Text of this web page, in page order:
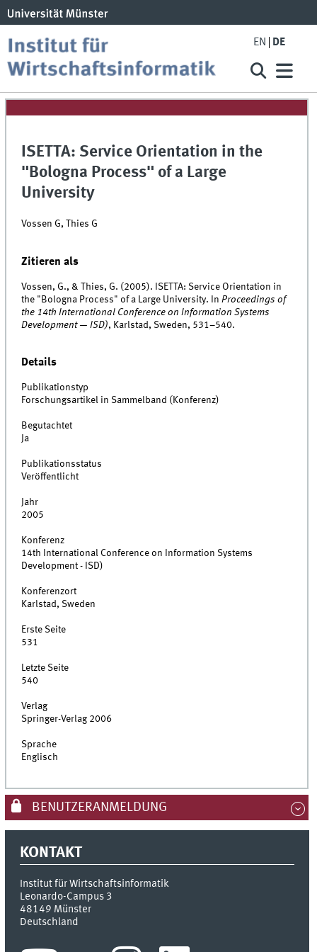
EN DE
ISETTA: Service Orientation in the
"Bologna Process" of a Large
University
Vossen G, Thies G
Zitieren als
Vossen, G., & Thies, G. (2005). ISETTA: Service Orientation in
the "Bologna Process" of a Large University. InProceedings of
the 14th International Conference on Information Systems
Development — ISD), Karlstad, Sweden, 531–540.
Details
Publikationstyp
Forschungsartikel in Sammelband (Konferenz)
Begutachtet
Ja
Publikationsstatus
Veröffentlicht
Jahr
2005
Konferenz
14th International Conference on Information Systems
Development - ISD)
Konferenzort
Karlstad, Sweden
Erste Seite
531
Letzte Seite
540
Verlag
Springer-Verlag 2006
Sprache
Englisch
BENUTZERANMELDUNG
KONTAKT
Institut für Wirtschaftsinformatik
Leonardo-Campus 3
48149 Münster
Deutschland